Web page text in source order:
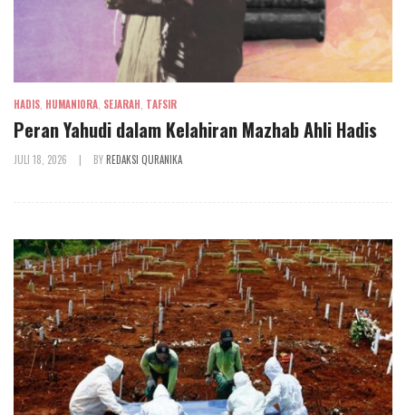
HADIS, HUMANIORA, SEJARAH, TAFSIR
Peran Yahudi dalam Kelahiran Mazhab Ahli Hadis
JULI 18, 2026 | BYREDAKSI QURANIKA